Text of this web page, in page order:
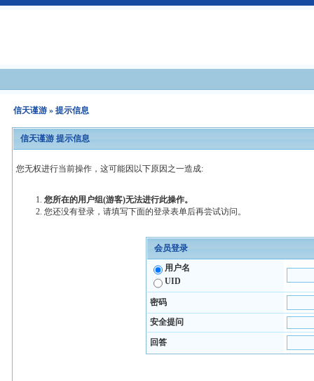
信天谨游 » 提示信息
信天谨游 提示信息
您无权进行当前操作，这可能因以下原因之一造成:
您所在的用户组(游客)无法进行此操作。
您还没有登录，请填写下面的登录表单后再尝试访问。
会员登录
用户名
UID
密码
安全提问
回答